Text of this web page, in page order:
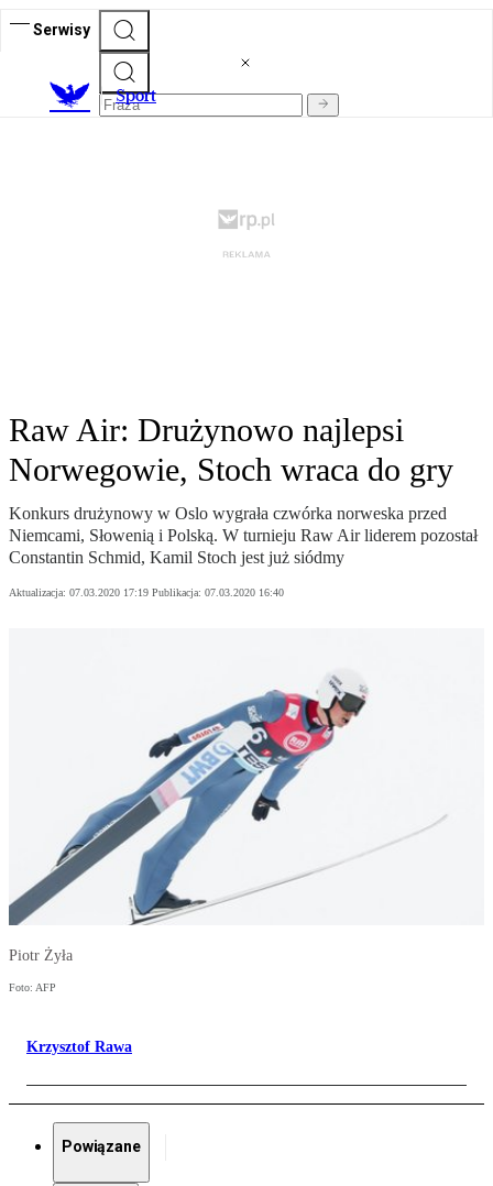
Serwisy
Sport
Raw Air: Drużynowo najlepsi
Norwegowie, Stoch wraca do gry
Konkurs drużynowy w Oslo wygrała czwórka norweska przed
Niemcami, Słowenią i Polską. W turnieju Raw Air liderem pozostał
Constantin Schmid, Kamil Stoch jest już siódmy
Aktualizacja: 07.03.2020 17:19 Publikacja: 07.03.2020 16:40
Piotr Żyła
Foto: AFP
Krzysztof Rawa
Powiązane